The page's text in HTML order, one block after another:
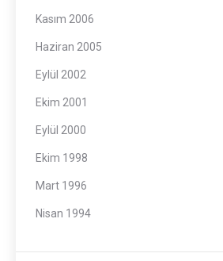
Kasım 2006
Haziran 2005
Eylül 2002
Ekim 2001
Eylül 2000
Ekim 1998
Mart 1996
Nisan 1994